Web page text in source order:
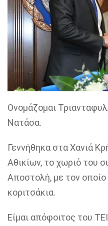
Ονομάζομαι
Νατάσα.
Γεννήθηκα στα Χανιά
Αθικίων, το χωριό του
Αποστολή, με τον
κοριτσάκια.
Είμαι απόφοιτος του